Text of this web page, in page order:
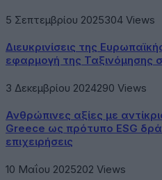
5 Σεπτεμβρίου 2025304 Views
Διευκρινίσεις της
εφαρμογή της Ταξινόμησης
3 Δεκεμβρίου 2024290 Views
Ανθρώπινες αξίες με
Greece ως πρότυπο ESG
επιχειρήσεις
10 Μαΐου 2025202 Views